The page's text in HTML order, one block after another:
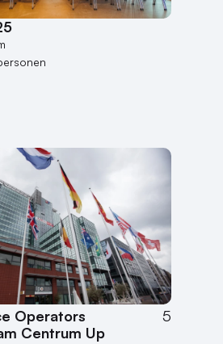
Operators
Centrum Up
5